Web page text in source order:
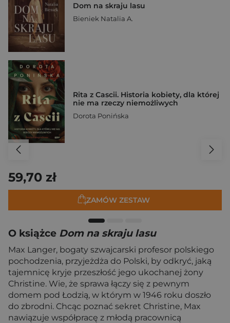
Dom na skraju lasu
Bieniek Natalia A.
Rita z Cascii. Historia kobiety, dla której
nie ma rzeczy niemożliwych
Dorota Ponińska
59,70 zł
ZAMÓW ZESTAW
O książce Dom na skraju lasu
Max Langer, bogaty szwajcarski profesor polskiego
pochodzenia, przyjeżdża do Polski, by odkryć, jaką
tajemnicę kryje przeszłość jego ukochanej żony
Christine. Wie, że sprawa łączy się z pewnym
domem pod Łodzią, w którym w 1946 roku doszło
do zbrodni. Chcąc poznać sekret Christine, Max
nawiązuje współpracę z młodą pracownicą